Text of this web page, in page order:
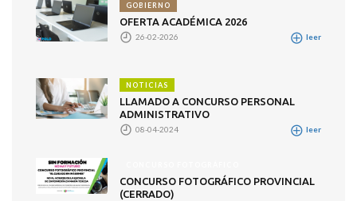
GOBIERNO
OFERTA ACADÉMICA 2026
26-02-2026 leer
NOTICIAS
LLAMADO A CONCURSO PERSONAL
ADMINISTRATIVO
08-04-2024 leer
CONCURSO FOTOGRÁFICO PROVINCIAL
(CERRADO)